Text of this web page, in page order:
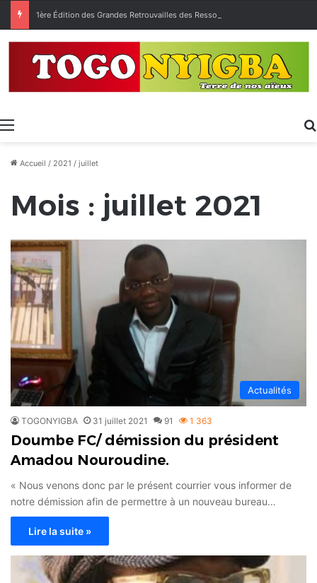
Menu
Accueil / 2021 / juillet
Mois : juillet 2021
Actualités
TOGONYIGBA 31 juillet 2021 91 1 363
Doumbe FC/ démission du président
Amadou Nouroudine.
« Nous venons donc par le présent courrier vous informer de
notre démission afin de permettre à un nouveau bureau…
Lire la suite »